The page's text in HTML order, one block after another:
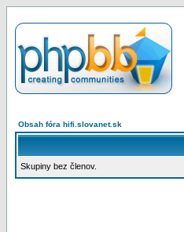
Obsah fóra hifi.slovanet.sk
Skupiny bez členov.